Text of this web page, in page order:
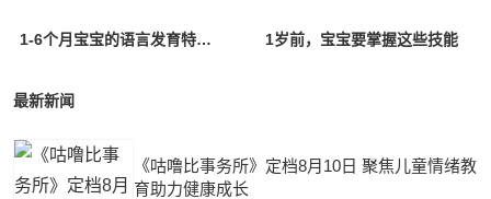
1-6个月宝宝的语言发育特点是什么？ 1岁前，宝宝要掌握这些技能
最新新闻
《咕噜比事务所》定档8月10日 聚焦儿童情绪教
育助力健康成长